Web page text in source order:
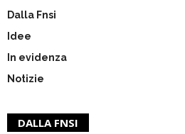
Dalla Fnsi
Idee
In evidenza
Notizie
DALLA FNSI